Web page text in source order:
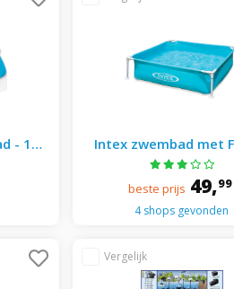
- 183
Intex zwembad met
Mini 122 X 122 X 30cm
beste prijs 49,99
4 shops gevonden